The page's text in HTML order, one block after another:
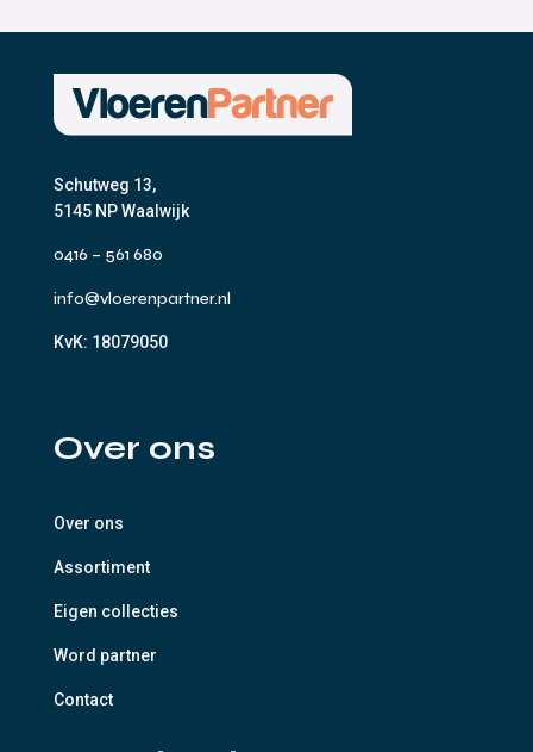
Schutweg 13,
5145 NP Waalwijk
0416 – 561 680
info@vloerenpartner.nl
KvK: 18079050
Over ons
Over ons
Assortiment
Eigen collecties
Word partner
Contact